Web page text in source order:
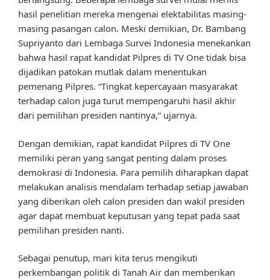
hasil penelitian mereka mengenai elektabilitas masing-
masing pasangan calon. Meski demikian, Dr. Bambang
Supriyanto dari Lembaga Survei Indonesia menekankan
bahwa hasil rapat kandidat Pilpres di TV One tidak bisa
dijadikan patokan mutlak dalam menentukan
pemenang Pilpres. “Tingkat kepercayaan masyarakat
terhadap calon juga turut mempengaruhi hasil akhir
dari pemilihan presiden nantinya,” ujarnya.
Dengan demikian, rapat kandidat Pilpres di TV One
memiliki peran yang sangat penting dalam proses
demokrasi di Indonesia. Para pemilih diharapkan dapat
melakukan analisis mendalam terhadap setiap jawaban
yang diberikan oleh calon presiden dan wakil presiden
agar dapat membuat keputusan yang tepat pada saat
pemilihan presiden nanti.
Sebagai penutup, mari kita terus mengikuti
perkembangan politik di Tanah Air dan memberikan